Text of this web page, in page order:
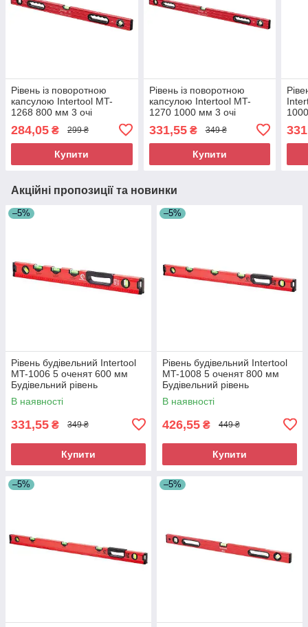
Рівень із поворотною
капсулою Intertool MT-
1268 800 мм 3 очі
поворотний Спиртовий
рівень з поворотною
284,05 ₴ 299 ₴
Купити
Рівень із поворотною
капсулою Intertool MT-
1270 1000 мм 3 очі
поворотною капсулою
Будівельний рівень
331,55₴ 349 ₴
Купити
Акційні пропозиції та новинки
–5%
Рівень будівельний Intertool
MT-1006 5 оченят 600 мм
Будівельний рівень
Професійний будівельний
рівень
В наявності
331,55 ₴ 349 ₴
Купити
–5%
Рівень будівельний Intertool
MT-1008 5 оченят 800 мм
Будівельний рівень
алюмінієвий Вимірювальний
рівень
В наявності
426,55 ₴ 449 ₴
Купити
–5% –5%